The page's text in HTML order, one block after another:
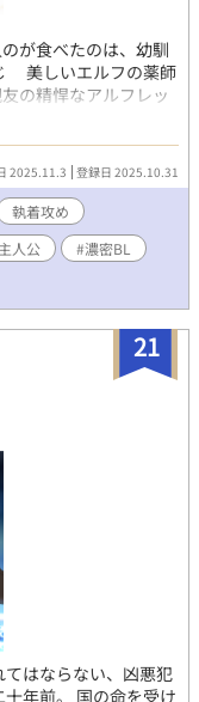
が食べたのは、幼馴
美しいエルフの薬師
の精悍なアルフレッ
なぜなら、ルカスに
、ルカスの背後を何
トラブルがおこり無
乗る男に執着され、
スは純潔を守る為、
人に会いにいこうと
！』 狼獣人は、ルカ
なくしたルカスが、
第四話予定の木馬プ
2025.11.3 登録日 2025.10.31
執着攻め
人公
#濃密BL
21
はならない、凶悪犯
年前。 国の命を受け